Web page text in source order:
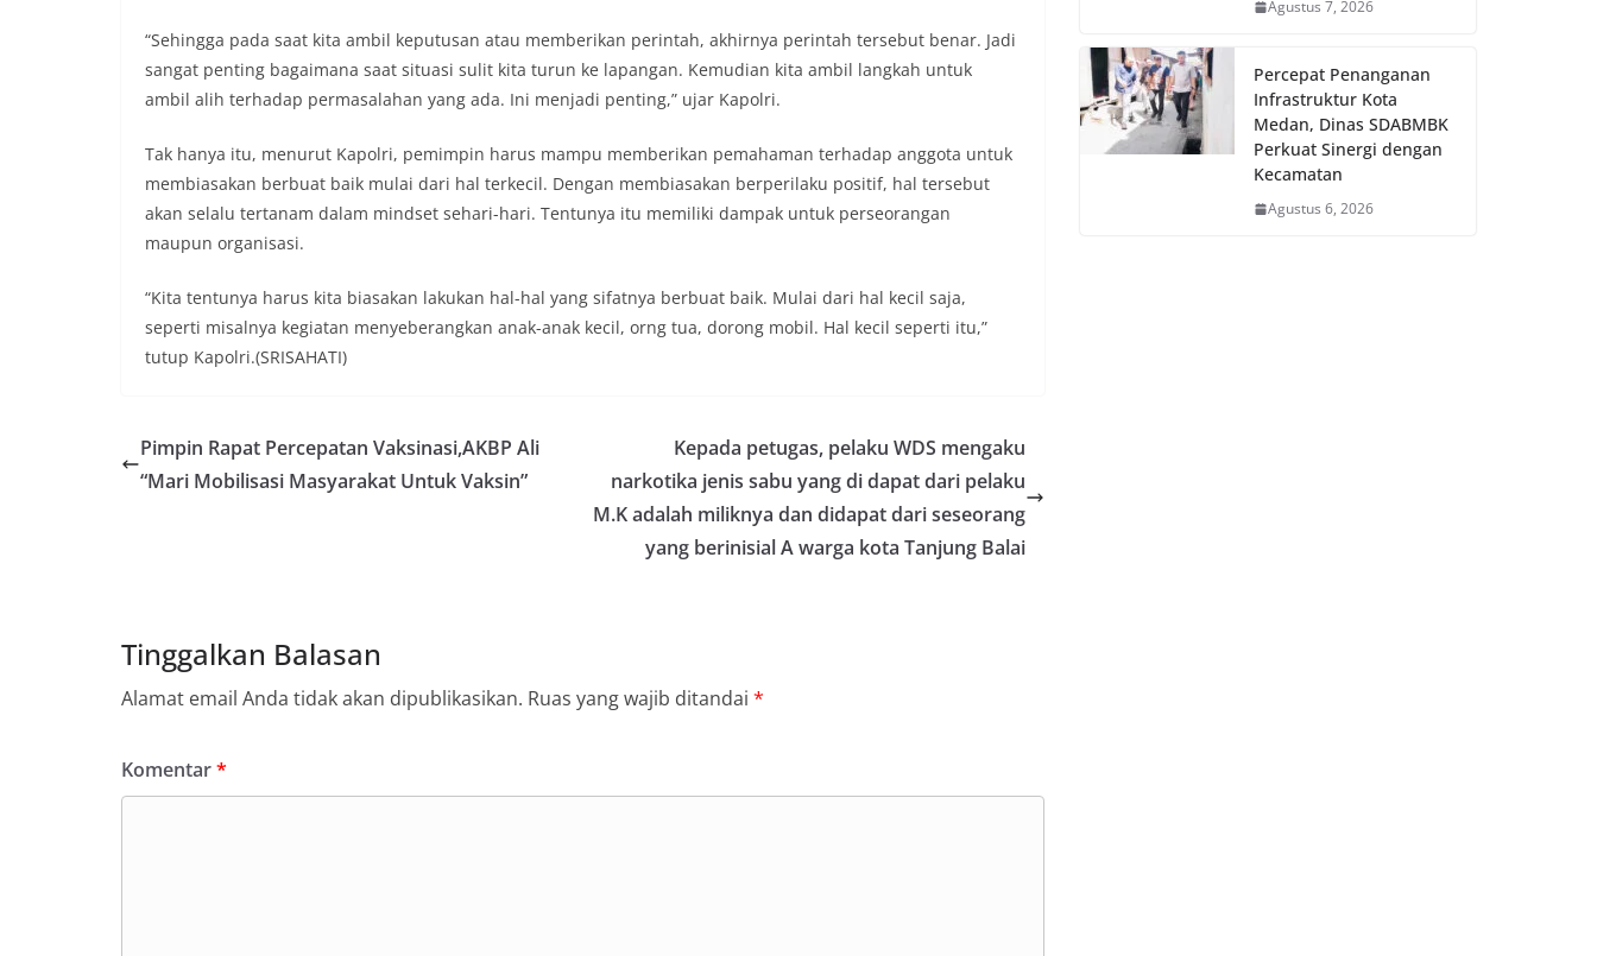
“Sehingga pada saat kita ambil keputusan atau memberikan perintah, akhirnya perintah tersebut benar. Jadi
sangat penting bagaimana saat situasi sulit kita turun ke lapangan. Kemudian kita ambil langkah untuk
ambil alih terhadap permasalahan yang ada. Ini menjadi penting,” ujar Kapolri.
Tak hanya itu, menurut Kapolri, pemimpin harus mampu memberikan pemahaman terhadap anggota untuk
membiasakan berbuat baik mulai dari hal terkecil. Dengan membiasakan berperilaku positif, hal tersebut
akan selalu tertanam dalam mindset sehari-hari. Tentunya itu memiliki dampak untuk perseorangan
maupun organisasi.
“Kita tentunya harus kita biasakan lakukan hal-hal yang sifatnya berbuat baik. Mulai dari hal kecil saja,
seperti misalnya kegiatan menyeberangkan anak-anak kecil, orng tua, dorong mobil. Hal kecil seperti itu,”
tutup Kapolri.(SRISAHATI)
Pimpin Rapat Percepatan Vaksinasi,AKBP Ali
“Mari Mobilisasi Masyarakat Untuk Vaksin”
Kepada petugas, pelaku WDS mengaku
narkotika jenis sabu yang di dapat dari pelaku
M.K adalah miliknya dan didapat dari seseorang
yang berinisial A warga kota Tanjung Balai
Tinggalkan Balasan
Alamat email Anda tidak akan dipublikasikan. Ruas yang wajib ditandai *
Komentar*
Agustus 7, 2026
Percepat Penanganan
Infrastruktur Kota
Medan, Dinas SDABMBK
Perkuat Sinergi dengan
Kecamatan
Agustus 6, 2026